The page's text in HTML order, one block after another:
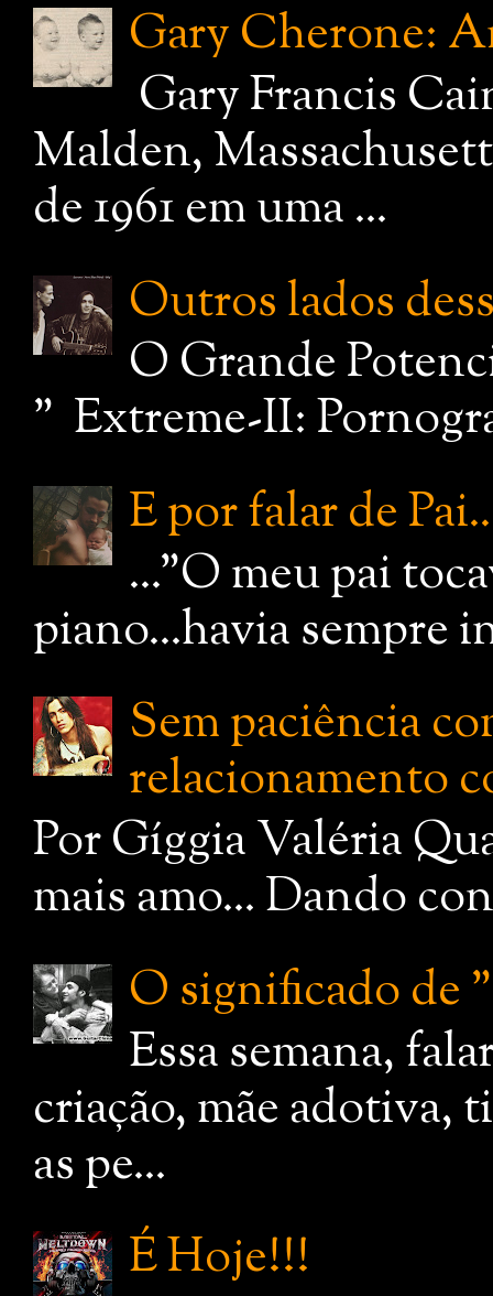
Gary Cherone:
Gary Francis
Malden,
de 1961 em uma ...
Outros lados
O Grande
" Extreme-II:
E por falar de
..."O meu pai
piano...havia sempre
Sem paciência
relacionamento
Por Gíggia Valéria
mais amo... Dando
O significado de
Essa semana,
criação, mãe adotiva,
as pe...
É Hoje!!!